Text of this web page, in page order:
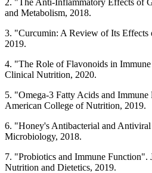
and Metabolism, 2018.
3. "Curcumin: A Review of Its Effects
2019.
4. "The Role of Flavonoids in
Clinical Nutrition, 2020.
5. "Omega-3 Fatty Acids and
American College of Nutrition, 2019.
6. "Honey's Antibacterial and
Microbiology, 2018.
7. "Probiotics and Immune Function".
Nutrition and Dietetics, 2019.